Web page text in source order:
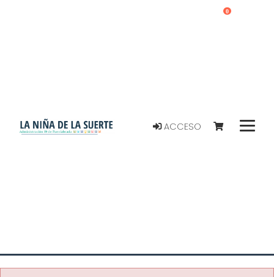
ACCESO
0